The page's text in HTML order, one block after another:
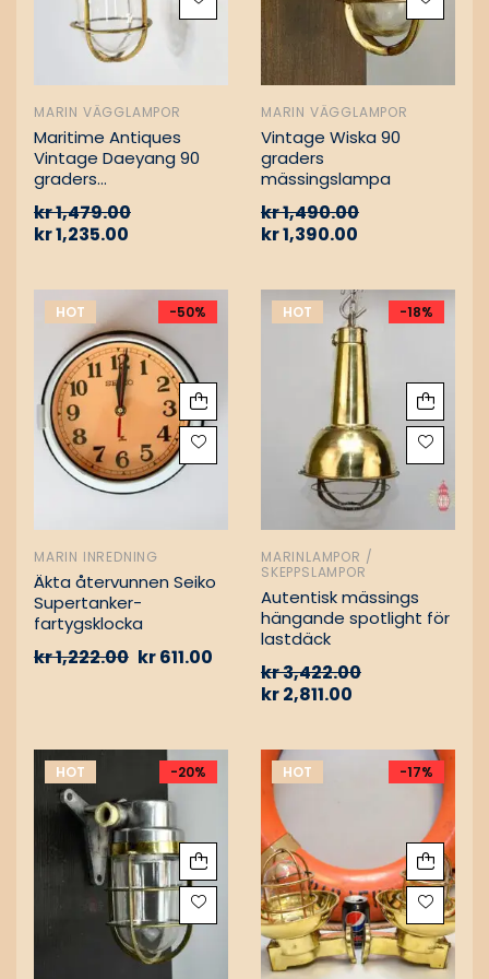
MARIN VÄGGLAMPOR
Maritime Antiques
Vintage Daeyang 90
graders
kr1,479.00
kr1,235.00
MARIN VÄGGLAMPOR
Vintage Wiska 90
graders
mässingslampa
kr1,490.00
kr1,390.00
HOT -50%
MARIN INREDNING
Äkta återvunnen Seiko
Supertanker-
fartygsklocka
kr1,222.00 kr611.00
HOT -18%
MARINLAMPOR /
SKEPPSLAMPOR
Autentisk mässings
hängande spotlight för
lastdäck
kr3,422.00
kr2,811.00
HOT -20% HOT -17%